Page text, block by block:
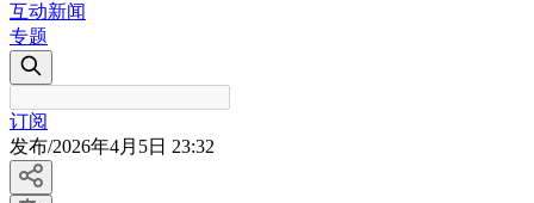
互动新闻
专题
订阅
发布/2026年4月5日 23:32